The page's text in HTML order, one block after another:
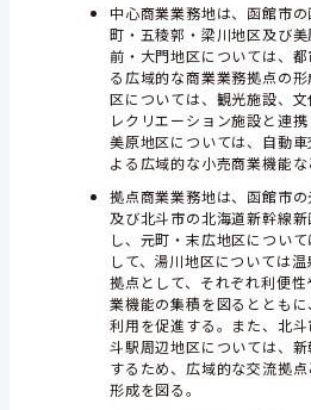
中心商業業務地は、函館市
町・五稜郭・梁川地区及び
前・大門地区については、
る広域的な商業業務拠点の
区については、観光施設、
レクリエーション施設と連
美原地区については、自動
よる広域的な小売商業機能な
拠点商業業務地は、函館市
及び北斗市の北海道新幹線
し、元町・末広地区につい
して、湯川地区については
拠点として、それぞれ利便
業機能の集積を図るととも
利用を促進する。また、北
斗駅周辺地区については、
するため、広域的な交流拠
形成を図る。